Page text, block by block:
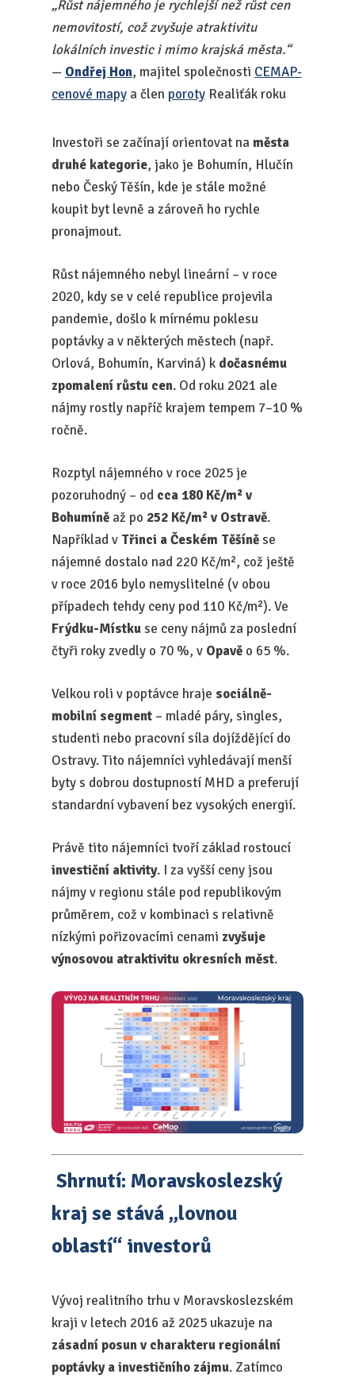
„Růst nájemného je rychlejší než růst cen
nemovitostí, což zvyšuje atraktivitu
lokálních investic i mimo krajská města.“
— Ondřej Hon, majitel společnosti CEMAP-
cenové mapya člen porotyRealiťák roku
Investoři se začínají orientovat na města
druhé kategorie, jako je Bohumín, Hlučín
nebo Český Těšín, kde je stále možné
koupit byt levně a zároveň ho rychle
pronajmout.
Růst nájemného nebyl lineární – v roce
2020, kdy se v celé republice projevila
pandemie, došlo k mírnému poklesu
poptávky a v některých městech (např.
Orlová, Bohumín, Karviná) k dočasnému
zpomalení růstu cen. Od roku 2021 ale
nájmy rostly napříč krajem tempem 7–10 %
ročně.
Rozptyl nájemného v roce 2025 je
pozoruhodný – od cca 180 Kč/m² v
Bohumíněaž po 252 Kč/m² v Ostravě.
Například v Třinci a Českém Těšíněse
nájemné dostalo nad 220 Kč/m², což ještě
v roce 2016 bylo nemyslitelné (v obou
případech tehdy ceny pod 110 Kč/m²). Ve
Frýdku-Místkuse ceny nájmů za poslední
čtyři roky zvedly o 70 %, v Opavěo 65 %.
Velkou roli v poptávce hraje sociálně-
mobilní segment– mladé páry, singles,
studenti nebo pracovní síla dojíždějící do
Ostravy. Tito nájemníci vyhledávají menší
byty s dobrou dostupností MHD a preferují
standardní vybavení bez vysokých energií.
Právě tito nájemníci tvoří základ rostoucí
investiční aktivity. I za vyšší ceny jsou
nájmy v regionu stále pod republikovým
průměrem, což v kombinaci s relativně
nízkými pořizovacími cenami zvyšuje
výnosovou atraktivitu okresních měst.
Shrnutí: Moravskoslezský
kraj se stává „lovnou
oblastí“ investorů
Vývoj realitního trhu v Moravskoslezském
kraji v letech 2016 až 2025 ukazuje na
zásadní posun v charakteru regionální
poptávky a investičního zájmu. Zatímco